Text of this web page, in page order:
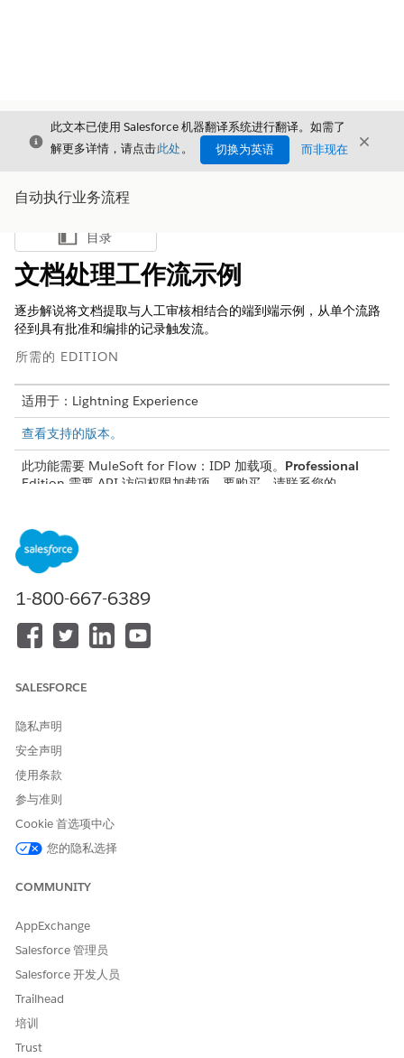
关闭
此文本已使用 Salesforce 机器翻译系统进行翻译。如需了
解更多详情，请点击此处。 切换为英语 而非现在 关闭
自动执行业务流程
显示目录
目录
文档处理工作流示例
逐步解说将文档提取与人工审核相结合的端到端示例，从单个流路
径到具有批准和编排的记录触发流。
所需的 EDITION
适用于：Lightning Experience
查看支持的版本。
此功能需要 MuleSoft for Flow：IDP 加载项。 Professional
Edition 需要 API 访问权限加载项。要购买，请联系您的
文档处理功能需要在“设置”中打开
织配置和启用 Data 360。
Foundations 或 Agentforce 1 版本。要购买这些版本，请联系
查看合同数据和更新记录示例
合同数据，更正低置信度值，然后更新合同和业务机会记录。
处理和审查附加文档示例
录时运行。该流提取数据，路由到批准操作和流编排，然后到屏
幕流，在该流中，用户在更新记录之前检查并更正提取的值。
请与我们共享您的想法，以便我们进行改进！
1-800-667-6389
SALESFORCE
隐私声明
安全声明
使用条款
参与准则
Cookie 首选项中心
您的隐私选择
COMMUNITY
AppExchange
Salesforce 管理员
Salesforce 开发人员
Trailhead
培训
Trust